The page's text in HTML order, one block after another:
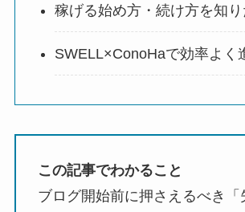
稼げる始め方・続け方を知り
SWELL×ConoHaで効率よく
この記事でわかること
ブログ開始前に押さえるべき「